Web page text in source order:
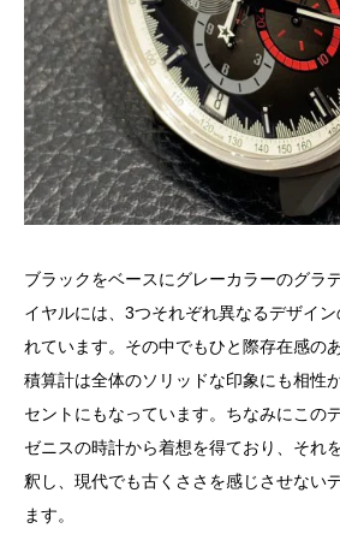
ブラックをベースにグレーカラーのグラ
イヤルには、3つそれぞれ異なるデザイ
れています。その中でもひと際存在感の
積算計は全体のソリッドな印象にも相性
セントにもなっています。ちなみにこの
ゼニスの時計から着想を得ており、それ
釈し、現代でも古くささを感じさせない
ます。